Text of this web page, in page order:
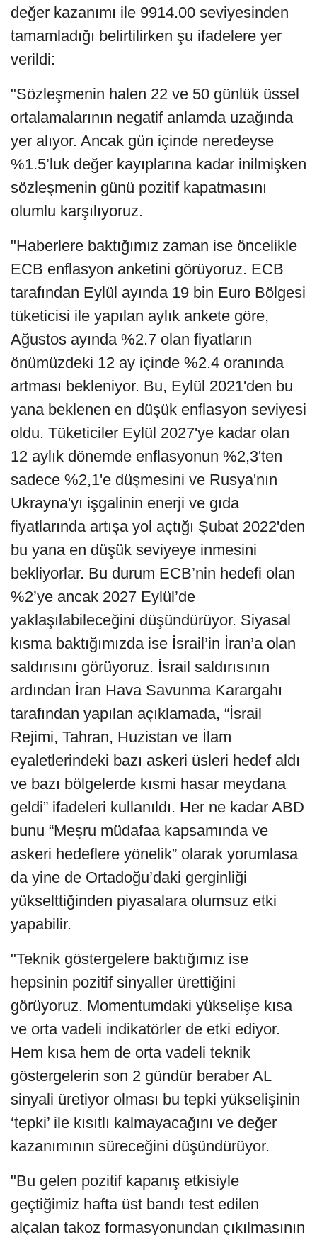
değer kazanımı ile 9914.00 seviyesinden
tamamladığı belirtilirken şu ifadelere yer
verildi:
"Sözleşmenin halen 22 ve 50 günlük üssel
ortalamalarının negatif anlamda uzağında
yer alıyor. Ancak gün içinde neredeyse
%1.5’luk değer kayıplarına kadar inilmişken
sözleşmenin günü pozitif kapatmasını
olumlu karşılıyoruz.
"Haberlere baktığımız zaman ise öncelikle
ECB enflasyon anketini görüyoruz. ECB
tarafından Eylül ayında 19 bin Euro Bölgesi
tüketicisi ile yapılan aylık ankete göre,
Ağustos ayında %2.7 olan fiyatların
önümüzdeki 12 ay içinde %2.4 oranında
artması bekleniyor. Bu, Eylül 2021'den bu
yana beklenen en düşük enflasyon seviyesi
oldu. Tüketiciler Eylül 2027'ye kadar olan
12 aylık dönemde enflasyonun %2,3'ten
sadece %2,1'e düşmesini ve Rusya'nın
Ukrayna'yı işgalinin enerji ve gıda
fiyatlarında artışa yol açtığı Şubat 2022'den
bu yana en düşük seviyeye inmesini
bekliyorlar. Bu durum ECB’nin hedefi olan
%2’ye ancak 2027 Eylül’de
yaklaşılabileceğini düşündürüyor. Siyasal
kısma baktığımızda ise İsrail’in İran’a olan
saldırısını görüyoruz. İsrail saldırısının
ardından İran Hava Savunma Karargahı
tarafından yapılan açıklamada, “İsrail
Rejimi, Tahran, Huzistan ve İlam
eyaletlerindeki bazı askeri üsleri hedef aldı
ve bazı bölgelerde kısmi hasar meydana
geldi” ifadeleri kullanıldı. Her ne kadar ABD
bunu “Meşru müdafaa kapsamında ve
askeri hedeflere yönelik” olarak yorumlasa
da yine de Ortadoğu’daki gerginliği
yükselttiğinden piyasalara olumsuz etki
yapabilir.
"Teknik göstergelere baktığımız ise
hepsinin pozitif sinyaller ürettiğini
görüyoruz. Momentumdaki yükselişe kısa
ve orta vadeli indikatörler de etki ediyor.
Hem kısa hem de orta vadeli teknik
göstergelerin son 2 gündür beraber AL
sinyali üretiyor olması bu tepki yükselişinin
‘tepki’ ile kısıtlı kalmayacağını ve değer
kazanımının süreceğini düşündürüyor.
"Bu gelen pozitif kapanış etkisiyle
geçtiğimiz hafta üst bandı test edilen
alçalan takoz formasyonundan çıkılmasının